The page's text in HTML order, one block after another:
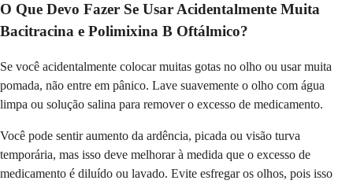
O Que Devo Fazer Se Usar Acidentalmente Muita
Bacitracina e Polimixina B Oftálmico?
Se você acidentalmente colocar muitas gotas no olho ou usar muita
pomada, não entre em pânico. Lave suavemente o olho com água
limpa ou solução salina para remover o excesso de medicamento.
Você pode sentir aumento da ardência, picada ou visão turva
temporária, mas isso deve melhorar à medida que o excesso de
medicamento é diluído ou lavado. Evite esfregar os olhos, pois isso